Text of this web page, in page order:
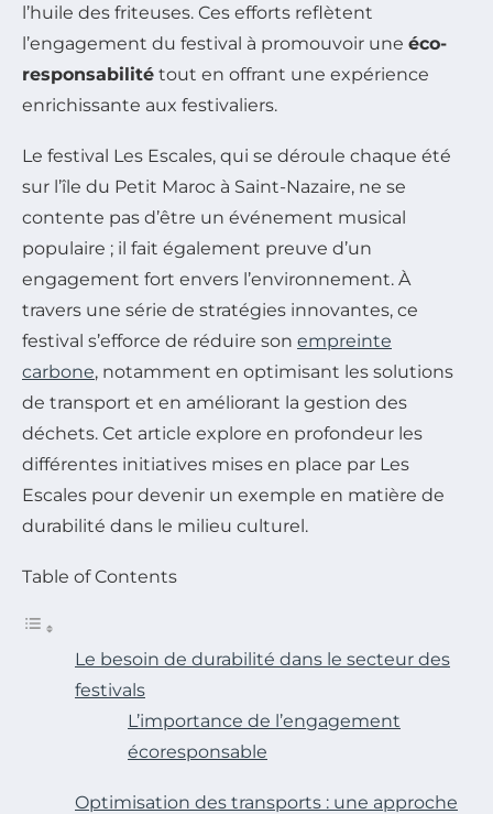
l’huile des friteuses. Ces efforts reflètent
l’engagement du festival à promouvoir une éco-
responsabilité tout en offrant une expérience
enrichissante aux festivaliers.
Le festival Les Escales, qui se déroule chaque été
sur l’île du Petit Maroc à Saint-Nazaire, ne se
contente pas d’être un événement musical
populaire ; il fait également preuve d’un
engagement fort envers l’environnement. À
travers une série de stratégies innovantes, ce
festival s’efforce de réduire son empreinte
carbone, notamment en optimisant les solutions
de transport et en améliorant la gestion des
déchets. Cet article explore en profondeur les
différentes initiatives mises en place par Les
Escales pour devenir un exemple en matière de
durabilité dans le milieu culturel.
Table of Contents
Le besoin de durabilité dans le secteur des
festivals
L’importance de l’engagement
écoresponsable
Optimisation des transports : une approche